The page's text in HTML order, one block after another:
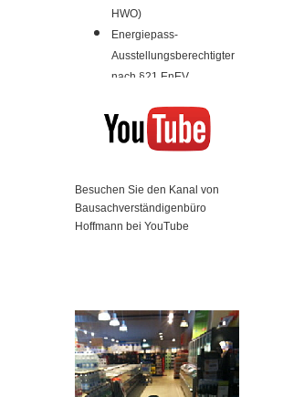
HWO)
Energiepass-
Ausstellungsberechtigter
nach §21 EnEV
Besuchen Sie den Kanal von
Bausachverständigenbüro
Hoffmann bei YouTube